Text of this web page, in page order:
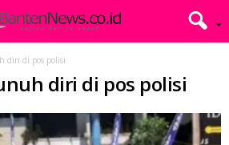
diri di pos polisi
diri di pos polisi